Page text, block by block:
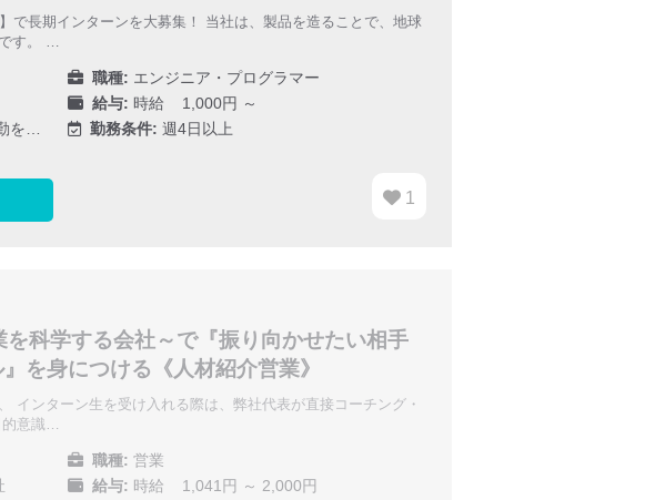
で長期インターンを大募集！ 当社は、製品を造ることで、地球
す。 …
職種: エンジニア・プログラマー
給与: 時給 1,000円 ～
を… 勤務条件: 週4日以上
1
科学する会社～で『振り向かせたい相手
を身につける《人材紹介営業》
インターン生を受け入れる際は、弊社代表が直接コーチング・
意識…
職種: 営業
給与: 時給 1,041円 ～ 2,000円